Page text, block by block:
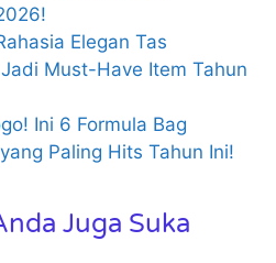
Elegan Tas
Must-Have Item Tahun
Ini 6 Formula Bag
Paling Hits Tahun Ini!
Juga Suka